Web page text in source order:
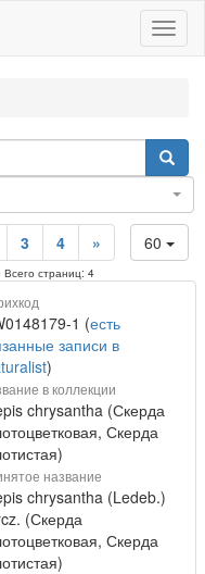
60
3 4 »
Всего страниц: 4
1 (есть
записи в
)
в коллекции
chrysantha (Скерда
Скерда
название
chrysantha (Ledeb.)
(Скерда
Скерда